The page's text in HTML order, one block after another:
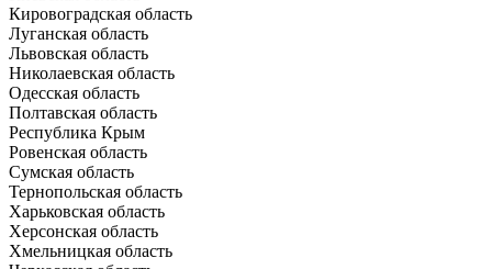
Кировоградская область
Луганская область
Львовская область
Николаевская область
Одесская область
Полтавская область
Республика Крым
Ровенская область
Сумская область
Тернопольская область
Харьковская область
Херсонская область
Хмельницкая область